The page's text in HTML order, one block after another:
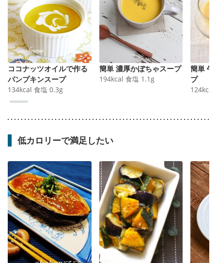
ココナッツオイルで作る
パンプキンスープ
134kcal 食塩 0.3g
簡単 濃厚かぼちゃスープ
194kcal 食塩 1.1 g
簡単 牛
プ
124kcal
低カロリーで満足したい